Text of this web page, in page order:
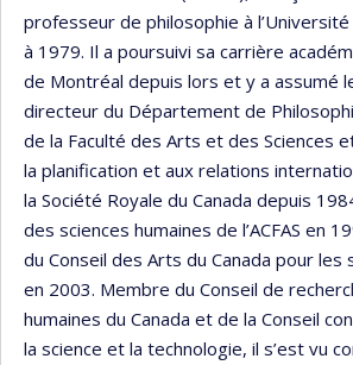
professeur de philosophie à
à 1979. Il a poursuivi sa carrière
de Montréal depuis lors et y a assumé
directeur du Département de
de la Faculté des Arts et des Sciences
la planification et aux relations
la Société Royale du Canada depuis
des sciences humaines de l’ACFAS en
du Conseil des Arts du Canada pour les
en 2003. Membre du Conseil de
humaines du Canada et de la Conseil
la science et la technologie, il s’est vu